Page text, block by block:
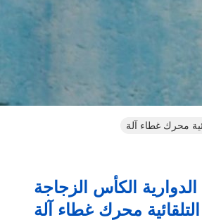
محرك غطاء آلة
الكأس الزجاجة
التلقائية محرك غطاء آلة